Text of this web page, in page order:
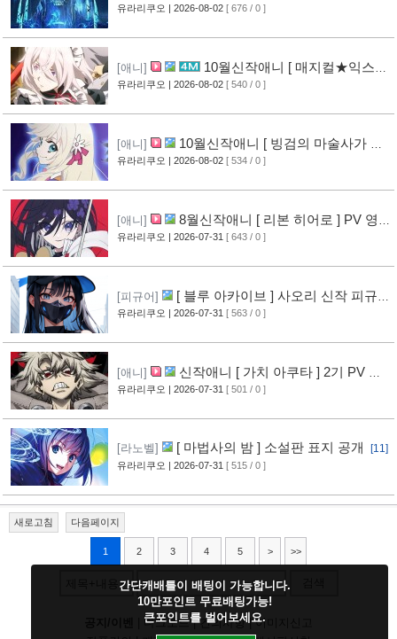
작 피규어 공개 [17]
유라리쿠오 | 2026-08-02 [ 676 / 0 ]
[애니]
10월신작애니 [ 매지컬★익스플
로러 ] PV 영상 공개 [12]
유라리쿠오 | 2026-08-02 [ 540 / 0 ]
[애니]
10월신작애니 [ 빙검의 마술사가 세
계를 다스린다 ] 2기 PV 영상 공개
유라리쿠오 | 2026-08-02 [ 534 / 0 ]
[애니]
8월신작애니 [ 리본 히어로 ] PV 영
상 공개
[11]
유라리쿠오 | 2026-07-31 [ 643 / 0 ]
[피규어]
[ 블루 아카이브 ] 사오리 신작 피규어
공개 [10]
유라리쿠오 | 2026-07-31 [ 563 / 0 ]
[애니]
신작애니 [ 가치 아쿠타 ] 2기 PV 영
상 공개
[13]
유라리쿠오 | 2026-07-31 [ 501 / 0 ]
[라노벨] [ 마법사의 밤 ] 소설판 표지 공개 [11]
유라리쿠오 | 2026-07-31 [ 515 / 0 ]
새로고침 다음페이지
1 2 3 4 5 > >>
다크모드|건의사항|이미지신고
간단캐배틀이 배팅이 가능합니다.
10만포인트 무료배팅가능!
큰포인트를 벌어보세요.